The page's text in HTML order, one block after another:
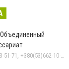
+380(53)662-00-54, +380(53)663-51-71, +380(53)662-10-35